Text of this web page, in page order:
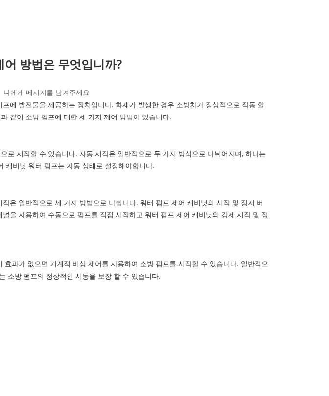
방법은 무엇입니까?
나에게 메시지를 남겨주세요
에 발전물을 제공하는 장치입니다. 화재가 발생한 경우 소방차가 정상적으로 작동 할
같이 소방 펌프에 대한 세 가지 제어 방법이 있습니다.
로 시작할 수 있습니다. 자동 시작은 일반적으로 두 가지 방식으로 나뉘어지며, 하나는
비닛 워터 펌프는 자동 상태로 설정해야합니다.
은 일반적으로 세 가지 방법으로 나뉩니다. 워터 펌프 제어 캐비닛의 시작 및 정지 버
을 사용하여 수동으로 펌프를 직접 시작하고 워터 펌프 제어 캐비닛의 강제 시작 및 정
과가 없으면 기계적 비상 제어를 사용하여 소방 펌프를 시작할 수 있습니다. 일반적으
소방 펌프의 정상적인 시동을 보장 할 수 있습니다.